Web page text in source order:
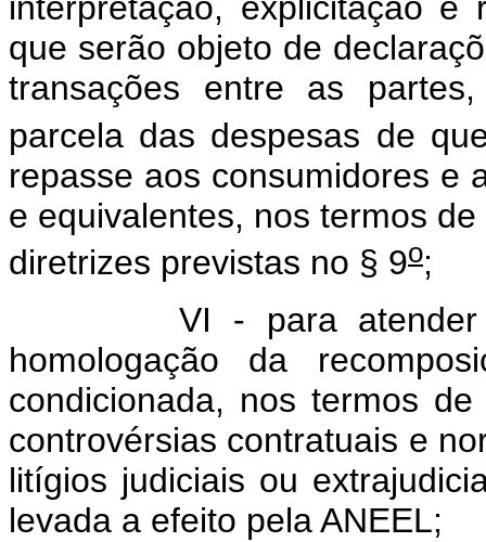
que serão objeto de
transações entre as
parcela das despesas de
repasse aos consumidores e
e equivalentes, nos termos
diretrizes previstas no § 9o;
VI - para atender
homologação da
condicionada, nos termos
controvérsias contratuais e
litígios judiciais ou
levada a efeito pela ANEEL;